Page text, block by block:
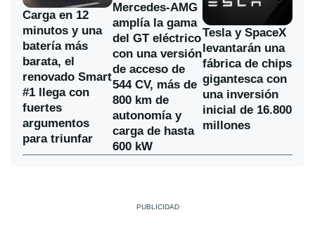
Carga en 12
minutos y una
batería más
barata, el
renovado Smart
#1 llega con
fuertes
argumentos
para triunfar
Mercedes-AMG
amplía la gama
del GT eléctrico
con una versión
de acceso de
544 CV, más de
800 km de
autonomía y
carga de hasta
600 kW
Tesla y SpaceX
levantarán una
fábrica de chips
gigantesca con
una inversión
inicial de 16.800
millones